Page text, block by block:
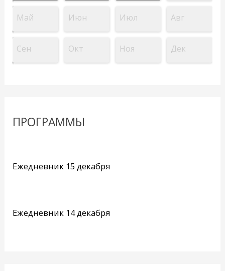
Май Июн Июл Авг
Сен Окт Ноя Дек
ПРОГРАММЫ
Ежедневник 15 декабря
Ежедневник 14 декабря